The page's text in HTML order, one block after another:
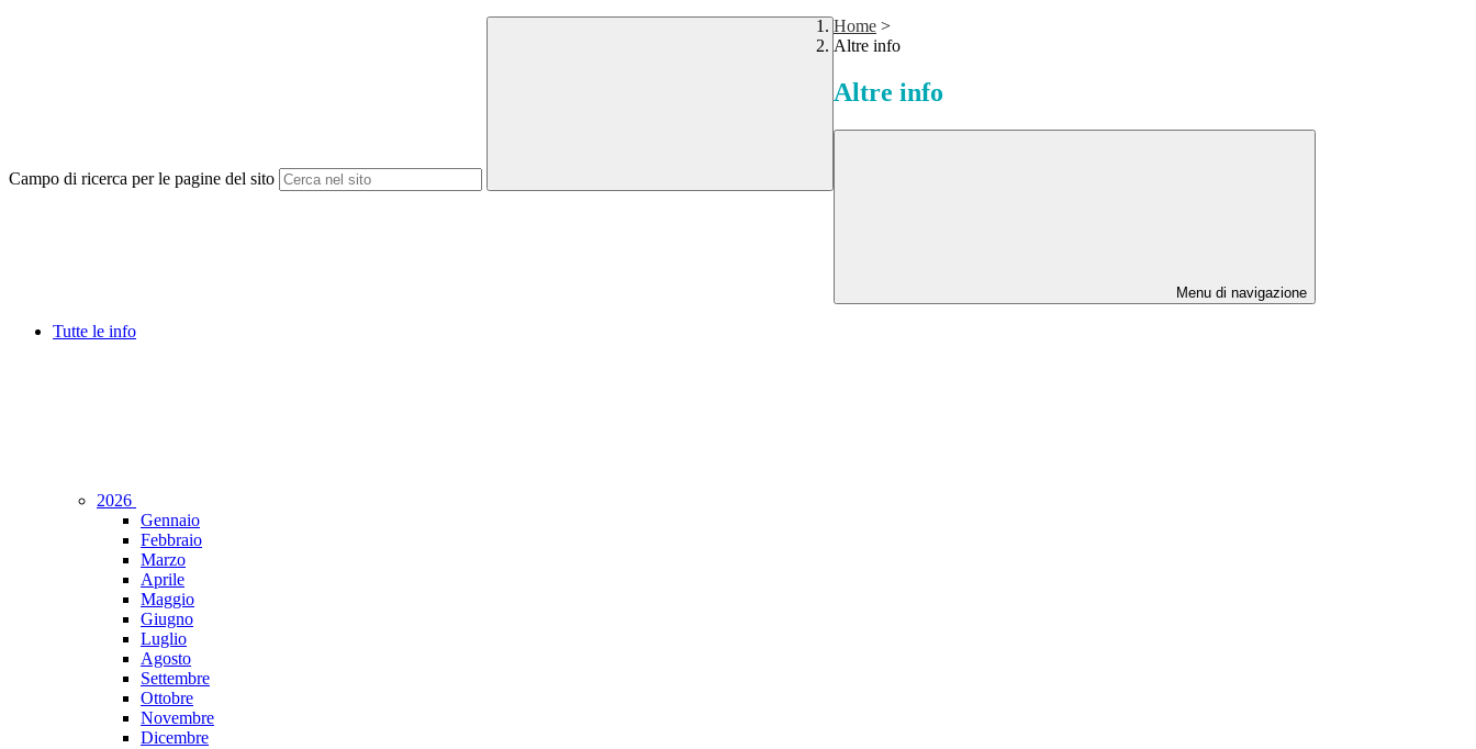
Campo di ricerca per le pagine del sito
Home >
Altre info
Altre info
Menu di navigazione
Tutte le info
2026
Gennaio
Febbraio
Marzo
Aprile
Maggio
Giugno
Luglio
Agosto
Settembre
Ottobre
Novembre
Dicembre